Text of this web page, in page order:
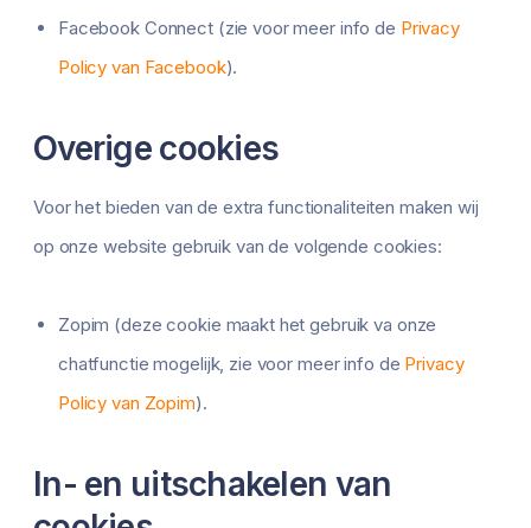
Facebook Connect (zie voor meer info de Privacy
Policy van Facebook).
Overige cookies
Voor het bieden van de extra functionaliteiten maken wij
op onze website gebruik van de volgende cookies:
Zopim (deze cookie maakt het gebruik va onze
chatfunctie mogelijk, zie voor meer info de Privacy
Policy van Zopim).
In- en uitschakelen van